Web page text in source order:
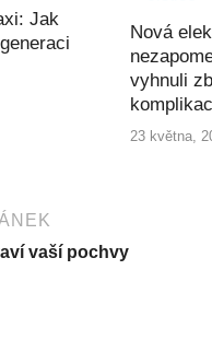
Jak
Nová
vyhnuli
23 května,
vaší pochvy